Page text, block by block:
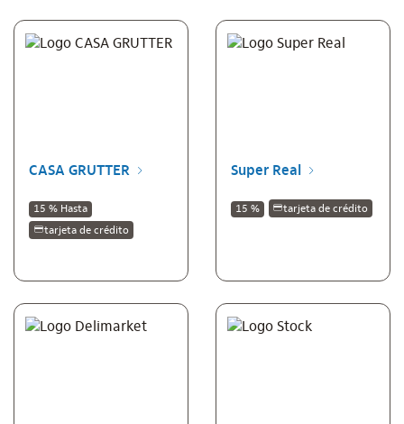
CASA GRUTTER
15 % Hasta
tarjeta de crédito
Super Real
15 % tarjeta de crédito